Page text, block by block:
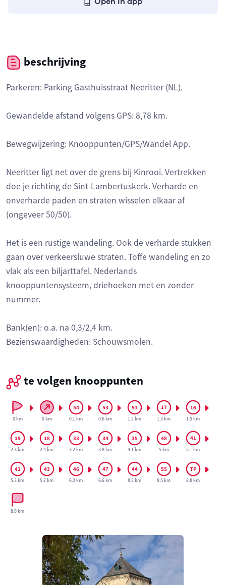
beschrijving
Parkeren: Parking Gasthuisstraat Neeritter (NL).
Gewandelde afstand volgens GPS: 8,78 km.
Bewegwijzering: Knooppunten/GPS/Wandel App.
Neeritter ligt net over de grens bij Kinrooi. Vertrekken
doe je richting de Sint-Lambertuskerk. Verharde en
onverharde paden en straten wisselen elkaar af
(ongeveer 50/50).
Het is een rustige wandeling. Ook de verharde stukken
gaan over verkeersluwe straten. Toffe wandeling en zo
vlak als een biljarttafel. Nederlands
knooppuntensysteem, driehoeken met en zonder
nummer.
Bank(en): o.a. na 0,3/2,4 km.
Bezienswaardigheden: Schouwsmolen.
te volgen knooppunten
0 km 0 km 0.1 km 0.6 km 1.2 km 1.3 km 1.5 km
2.3 km 2.4 km 3.2 km 3.8 km 4.1 km 5 km 5.1 km
5.3 km 5.7 km 6.3 km 6.6 km 8.2 km 8.5 km 8.8 km
8.9 km